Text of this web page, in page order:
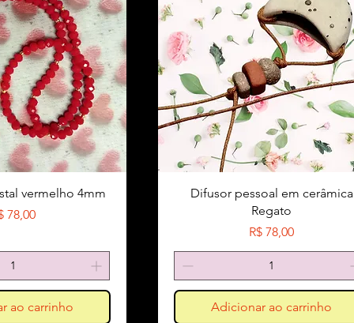
vermelho 4mm
78,00
ao carrinho
Difusor pessoal em cerâmica
Regato
Preço
R$ 78,00
Adicionar ao carrinho